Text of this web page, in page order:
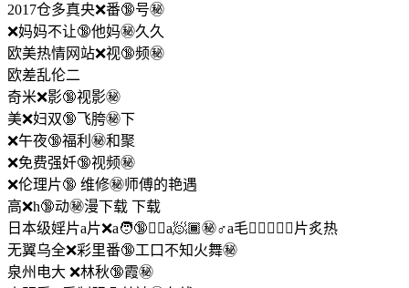
2017仓多真央❌番🔞号㊙️
❌妈妈不让🔞他妈㊙️久久
欧美热情网站❌视🔞频㊙️
欧差乱伦二
奇米❌影🔞视影㊙️
美❌妇双🔞飞胯㊙️下
❌午夜🔞福利㊙️和聚
❌免费强奷🔞视频㊙️
❌伦理片🔞 维修㊙️师傅的艳遇
高❌h🔞动㊙️漫下载 下载
日本级婬片a片❌a🧑🔞🏼‍⚖a🧖🏾‍㊙️♂a毛👩🏿‍❤️‍👨🏿片炙热
无翼乌全❌彩里番🔞工口不知火舞㊙️
泉州电大 ❌林秋🔞霞㊙️